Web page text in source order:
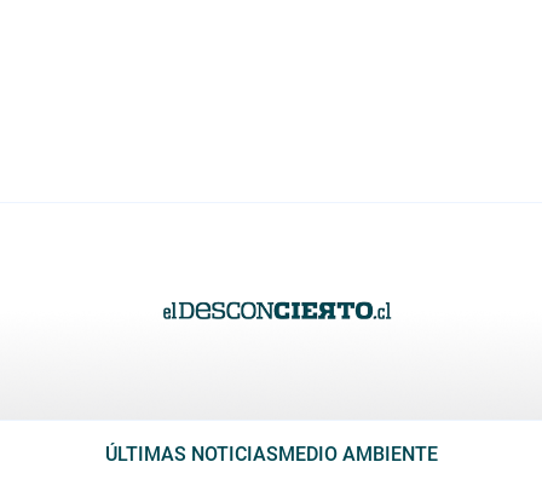
ÚLTIMAS NOTICIASMEDIO AMBIENTE